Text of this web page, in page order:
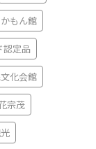
もん館
認定品
化会館
宗茂